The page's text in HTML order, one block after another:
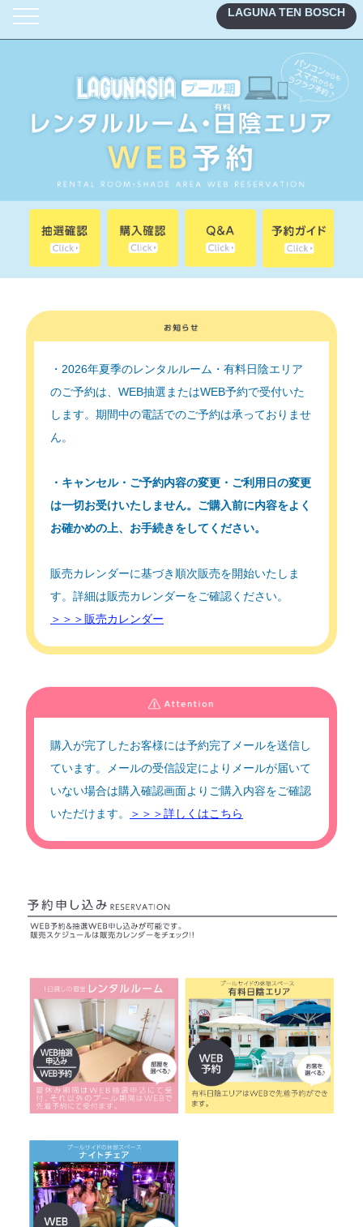
有料日陰エリア
ナイトチェア
LAGUNA TEN BOSCH
・2026年夏季のレンタルルーム・有料日陰エリア
のご予約は、WEB抽選またはWEB予約で受付いた
します。期間中の電話でのご予約は承っておりませ
ん。
・キャンセル・ご予約内容の変更・ご利用日の変更
は一切お受けいたしません。ご購入前に内容をよく
お確かめの上、お手続きをしてください。
販売カレンダーに基づき順次販売を開始いたしま
す。詳細は販売カレンダーをご確認ください。
＞＞＞販売カレンダー
購入が完了したお客様には予約完了メールを送信し
ています。メールの受信設定によりメールが届いて
いない場合は購入確認画面よりご購入内容をご確認
いただけます。
＞＞＞詳しくはこちら